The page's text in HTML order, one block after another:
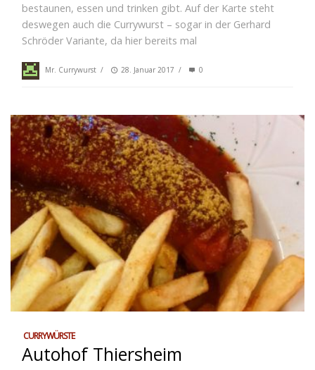
bestaunen, essen und trinken gibt. Auf der Karte steht
deswegen auch die Currywurst – sogar in der Gerhard
Schröder Variante, da hier bereits mal
Mr. Currywurst / 28. Januar 2017 / 0
CURRYWÜRSTE
Autohof Thiersheim